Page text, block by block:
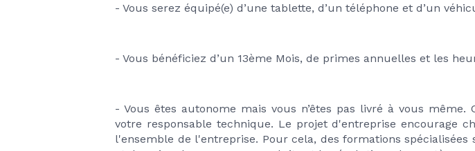
- Vous serez équipé(e) d’une tablette, d’un téléphone et d’un
- Vous bénéficiez d’un 13ème Mois, de primes annuelles et les
- Vous êtes autonome mais vous n’êtes pas livré à vous même.
votre responsable technique. Le projet d'entreprise encourage
l'ensemble de l'entreprise. Pour cela, des formations